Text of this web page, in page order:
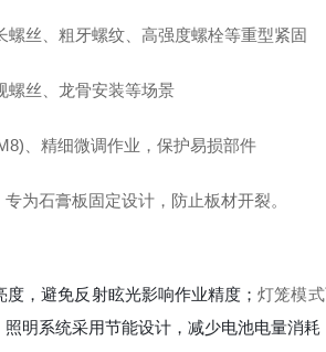
螺丝、粗牙螺纹、高强度螺栓等重型紧固
螺丝、龙骨安装等场景
、精细微调作业，保护易损部件
为石膏板固定设计，防止板材开裂。
，避免反射眩光影响作业精度；灯笼模
明系统采用节能设计，减少电池电量消耗